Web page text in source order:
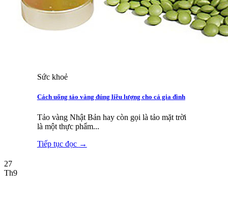
Sức khoẻ
Cách uống tảo vàng đúng liều lượng cho cả gia đình
Tảo vàng Nhật Bản hay còn gọi là tảo mặt trời
là một thực phẩm...
Tiếp tục đọc →
27
Th9